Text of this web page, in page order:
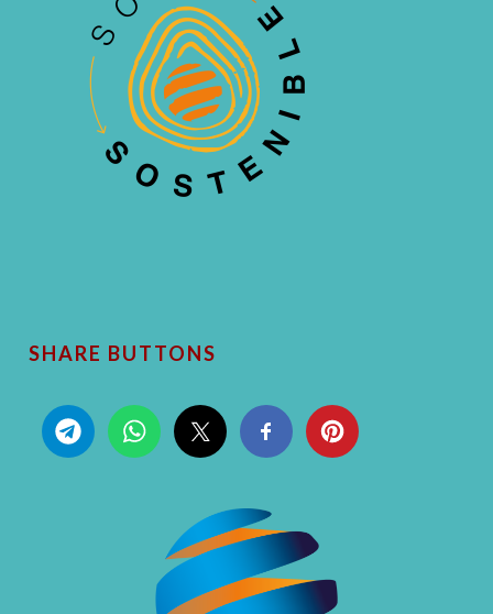
SHARE BUTTONS